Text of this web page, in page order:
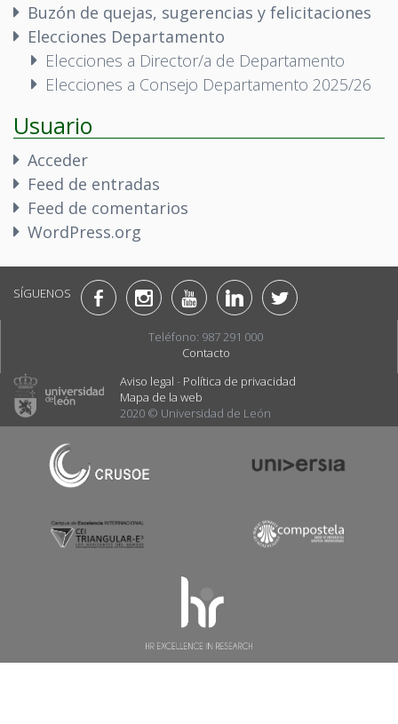
Buzón de quejas, sugerencias y felicitaciones
Elecciones Departamento
Elecciones a Director/a de Departamento
Elecciones a Consejo Departamento 2025/26
Usuario
Acceder
Feed de entradas
Feed de comentarios
WordPress.org
SÍGUENOS
Teléfono: 987 291 000
Contacto
Aviso legal - Política de privacidad
Mapa de la web
2020 © Universidad de León